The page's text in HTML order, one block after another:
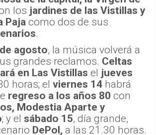
los jardines de las Vistillas y
Paja como dos de sus
.
agosto, la música volverá a
grandes reclamos. Celtas
en Las Vistillas el jueves
horas; el viernes 14 habrá
regreso a los años 80 con
Modestia Aparte y
; y el sábado 15, día grande,
DePol, a las 21.30 horas.